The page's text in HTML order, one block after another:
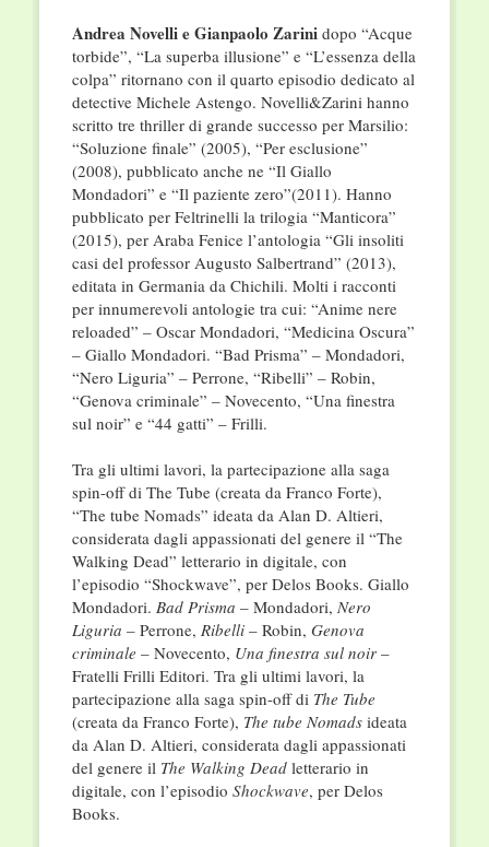
Andrea Novelli e Gianpaolo Zarini dopo “Acque
torbide”, “La superba illusione” e “L’essenza della
colpa” ritornano con il quarto episodio dedicato al
detective Michele Astengo. Novelli&Zarini hanno
scritto tre thriller di grande successo per Marsilio:
“Soluzione finale” (2005), “Per esclusione”
(2008), pubblicato anche ne “Il Giallo
Mondadori” e “Il paziente zero”(2011). Hanno
pubblicato per Feltrinelli la trilogia “Manticora”
(2015), per Araba Fenice l’antologia “Gli insoliti
casi del professor Augusto Salbertrand” (2013),
editata in Germania da Chichili. Molti i racconti
per innumerevoli antologie tra cui: “Anime nere
reloaded” – Oscar Mondadori, “Medicina Oscura”
– Giallo Mondadori. “Bad Prisma” – Mondadori,
“Nero Liguria” – Perrone, “Ribelli” – Robin,
“Genova criminale” – Novecento, “Una finestra
sul noir” e “44 gatti” – Frilli.
Tra gli ultimi lavori, la partecipazione alla saga
spin-off di The Tube (creata da Franco Forte),
“The tube Nomads” ideata da Alan D. Altieri,
considerata dagli appassionati del genere il “The
Walking Dead” letterario in digitale, con
l’episodio “Shockwave”, per Delos Books. Giallo
Mondadori. Bad Prisma – Mondadori, Nero
Liguria – Perrone, Ribelli – Robin, Genova
criminale – Novecento, Una finestra sul noir –
Fratelli Frilli Editori. Tra gli ultimi lavori, la
partecipazione alla saga spin-off di The Tube
(creata da Franco Forte), The tube Nomads ideata
da Alan D. Altieri, considerata dagli appassionati
del genere il The Walking Dead letterario in
digitale, con l’episodio Shockwave, per Delos
Books.